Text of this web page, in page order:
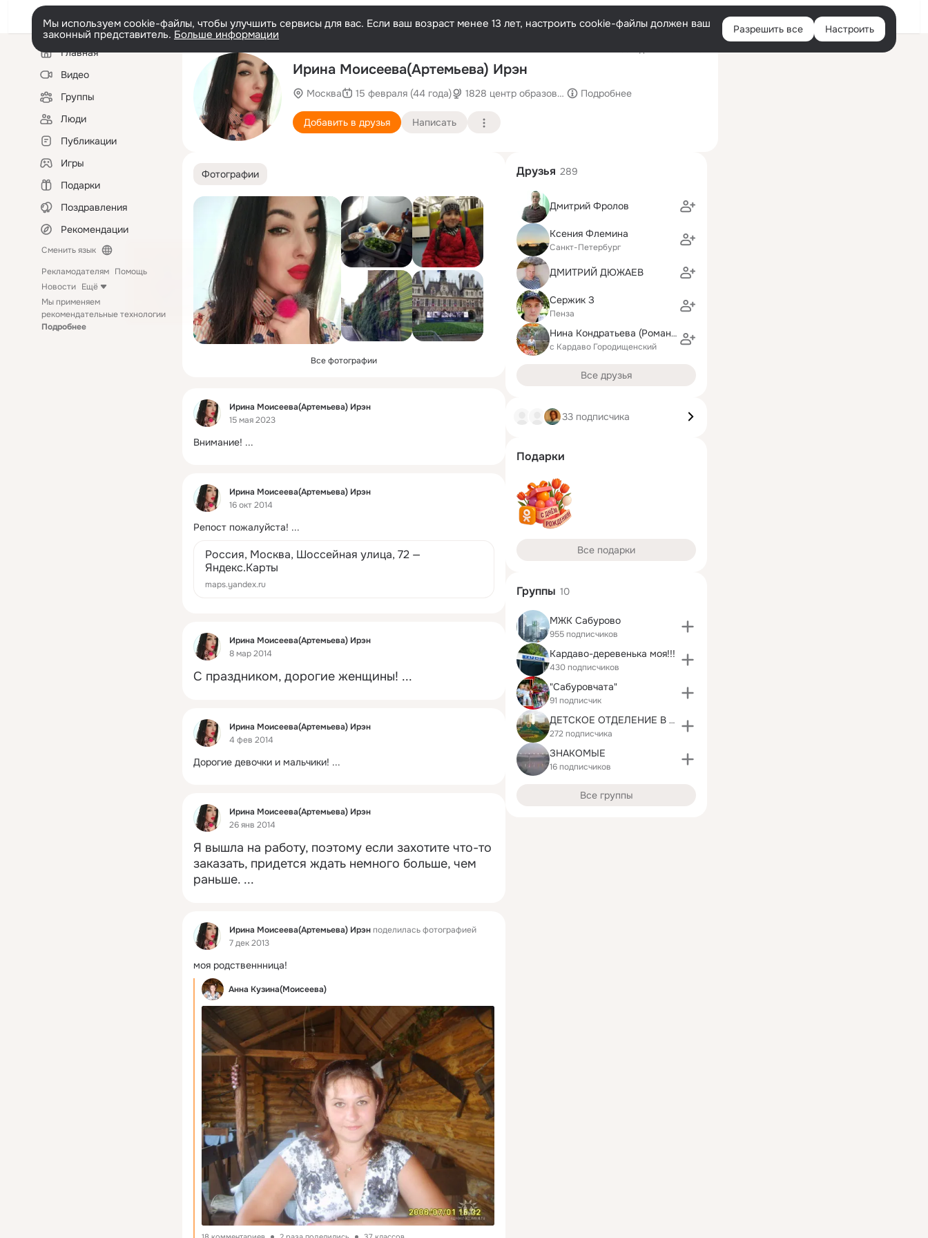
Войти
Мы используем cookie-файлы, чтобы улучшить сервисы для вас. Если ваш возраст менее 13 лет, настроить cookie-файлы должен ваш
законный представитель. Больше информации Разрешить все Настроить
Левая
колонкаГлавная
Видео
Группы
Люди
Публикации
Игры
Подарки
Поздравления
Рекомендации
Сменить язык
Рекламодателям Помощь
Новости Ещё
Мы применяем
рекомендательные технологии
Подробнее
Ирина Моисеева(Артемьева) Ирэн
Москва 15 февраля (44 года) 1828 центр образования Подробнее
Добавить в друзья Написать
Фотографии
Все фотографии
Фид
Ирина Моисеева(Артемьева) Ирэн
15 мая 2023
Внимание! ...
Фид
Ирина Моисеева(Артемьева) Ирэн
16 окт 2014
Репост пожалуйста! ...
Россия, Москва, Шоссейная улица, 72 —
Яндекс.Карты
maps.yandex.ru
Фид
Ирина Моисеева(Артемьева) Ирэн
8 мар 2014
С праздником, дорогие женщины! ...
Фид
Ирина Моисеева(Артемьева) Ирэн
4 фев 2014
Дорогие девочки и мальчики! ...
Фид
Ирина Моисеева(Артемьева) Ирэн
26 янв 2014
Я вышла на работу, поэтому если захотите что-то
заказать, придется ждать немного больше, чем
раньше. ...
Фид Ирина Моисеева(Артемьева) Ирэнподелилась фотографией
7 дек 2013
моя родственнница!
Анна Кузина(Моисеева)
Друзья 289
Дмитрий Фролов
Ксения Флемина
Санкт-Петербург
ДМИТРИЙ ДЮЖАЕВ
Сержик З
Пенза
Нина Кондратьева (Романова)
c Кардаво Городищенский
Все друзья
33 подписчика
Подарки
Все подарки
Группы 10
МЖК Сабурово
955 подписчиков
Кардаво-деревенька моя!!!
430 подписчиков
"Сабуровчата"
91 подписчик
ДЕТСКОЕ ОТДЕЛЕНИЕ В 210-ОЙ ПОЛИКЛИНИКЕ В САБУРОВО
272 подписчика
ЗНАКОМЫЕ
16 подписчиков
Все группы